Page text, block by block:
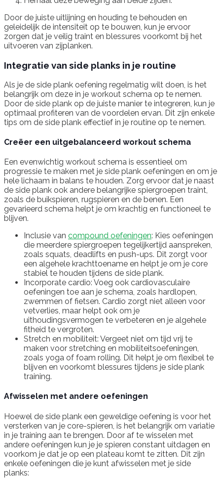
Door de juiste uitlijning en houding te behouden en
geleidelijk de intensiteit op te bouwen, kun je ervoor
zorgen dat je veilig traint en blessures voorkomt bij het
uitvoeren van zijplanken.
Integratie van side planks in je routine
Als je de side plank oefening regelmatig wilt doen, is het
belangrijk om deze in je workout schema op te nemen.
Door de side plank op de juiste manier te integreren, kun je
optimaal profiteren van de voordelen ervan. Dit zijn enkele
tips om de side plank effectief in je routine op te nemen.
Creëer een uitgebalanceerd workout schema
Een evenwichtig workout schema is essentieel om
progressie te maken met je side plank oefeningen en om je
hele lichaam in balans te houden. Zorg ervoor dat je naast
de side plank ook andere belangrijke spiergroepen traint,
zoals de buikspieren, rugspieren en de benen. Een
gevarieerd schema helpt je om krachtig en functioneel te
blijven.
Inclusie van compound oefeningen: Kies oefeningen
die meerdere spiergroepen tegelijkertijd aanspreken,
zoals squats, deadlifts en push-ups. Dit zorgt voor
een algehele krachttoename en helpt je om je core
stabiel te houden tijdens de side plank.
Incorporate cardio: Voeg ook cardiovasculaire
oefeningen toe aan je schema, zoals hardlopen,
zwemmen of fietsen. Cardio zorgt niet alleen voor
vetverlies, maar helpt ook om je
uithoudingsvermogen te verbeteren en je algehele
fitheid te vergroten.
Stretch en mobiliteit: Vergeet niet om tijd vrij te
maken voor stretching en mobiliteitsoefeningen,
zoals yoga of foam rolling. Dit helpt je om flexibel te
blijven en voorkomt blessures tijdens je side plank
training.
Afwisselen met andere oefeningen
Hoewel de side plank een geweldige oefening is voor het
versterken van je core-spieren, is het belangrijk om variatie
in je training aan te brengen. Door af te wisselen met
andere oefeningen kun je je spieren constant uitdagen en
voorkom je dat je op een plateau komt te zitten. Dit zijn
enkele oefeningen die je kunt afwisselen met je side
planks: